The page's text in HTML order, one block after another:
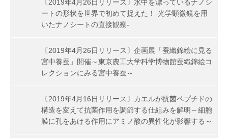
〔2019年4月26日リリース〕水中を漂っているナノシ
ートの形状を世界で初めて捉えた！-光学顕微鏡を用
いたナノシートの直接観察-
〔2019年4月26日リリース〕企画展「蚕織錦絵に見る
宮中養蚕」開催～東京農工大学科学博物館蚕織錦絵コ
レクションにみる宮中養蚕～
〔2019年4月16日リリース〕カエルが抗菌ペプチドの
構造を変えて抗菌作用を調節する仕組みを解明～細胞
膜に孔をあける作用にアミノ酸の異性化が影響する～